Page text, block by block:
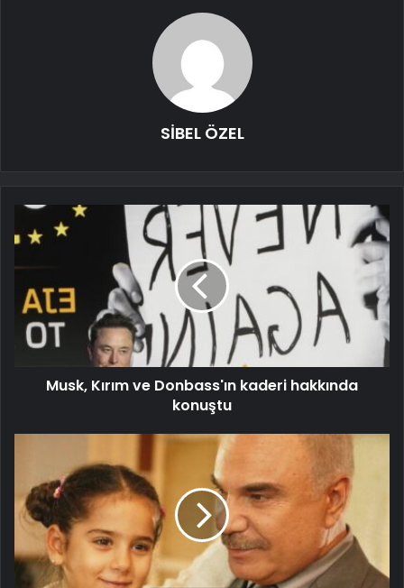
SİBEL ÖZEL
Musk, Kırım ve Donbass'ın kaderi hakkında
konuştu